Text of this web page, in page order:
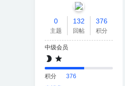
0
主题
132
回帖
376
积分
中级会员
积分
376